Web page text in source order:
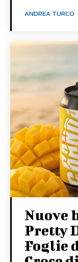
ANDREA TURCO
Nuove
Pretty
Foglie